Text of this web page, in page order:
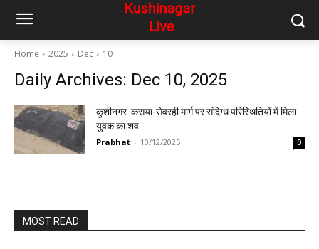
Home 2025 Dec 10
Daily Archives: Dec 10, 2025
कुशीनगर: कसया-सेवरही मार्ग पर संदिग्ध परिस्थितियों में मिला
युवक का शव
Prabhat - 10/12/2025 0
MOST READ